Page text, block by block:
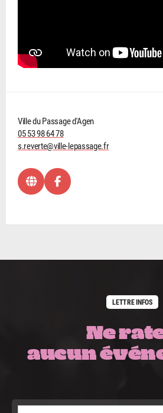
Ville du Passage d'Agen
05 53 98 64 78
s.reverte@ville-lepassage.fr
LETTRE INFOS
Ne
aucun